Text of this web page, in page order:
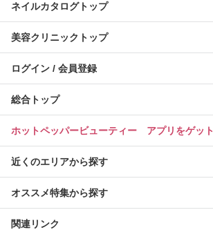
ネイルカタログトップ
美容クリニックトップ
ログイン / 会員登録
総合トップ
ホットペッパービューティー アプリをゲット
近くのエリアから探す
オススメ特集から探す
関連リンク